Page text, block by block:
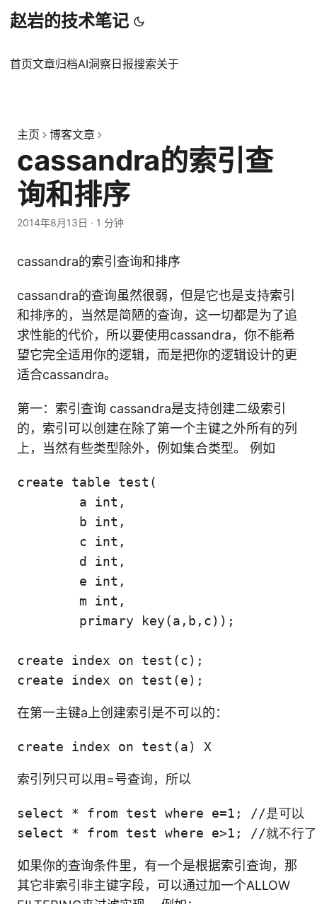
赵岩的技术笔记
首页文章归档AI洞察日报搜索关于
主页 博客文章
cassandra的索引查
询和排序
2014年8月13日 · 1 分钟
cassandra的索引查询和排序
cassandra的查询虽然很弱，但是它也是支持索引
和排序的，当然是简陋的查询，这一切都是为了追
求性能的代价，所以要使用cassandra，你不能希
望它完全适用你的逻辑，而是把你的逻辑设计的更
适合cassandra。
第一：索引查询 cassandra是支持创建二级索引
的，索引可以创建在除了第一个主键之外所有的列
上，当然有些类型除外，例如集合类型。 例如
create table test(
create index on test(c);
create index on test(e);
在第一主键a上创建索引是不可以的：
create index on test(a) X
索引列只可以用=号查询，所以
select * from test where e=1; //是可以
select * from test where e>1; //就不行了
如果你的查询条件里，有一个是根据索引查询，那
其它非索引非主键字段，可以通过加一个ALLOW